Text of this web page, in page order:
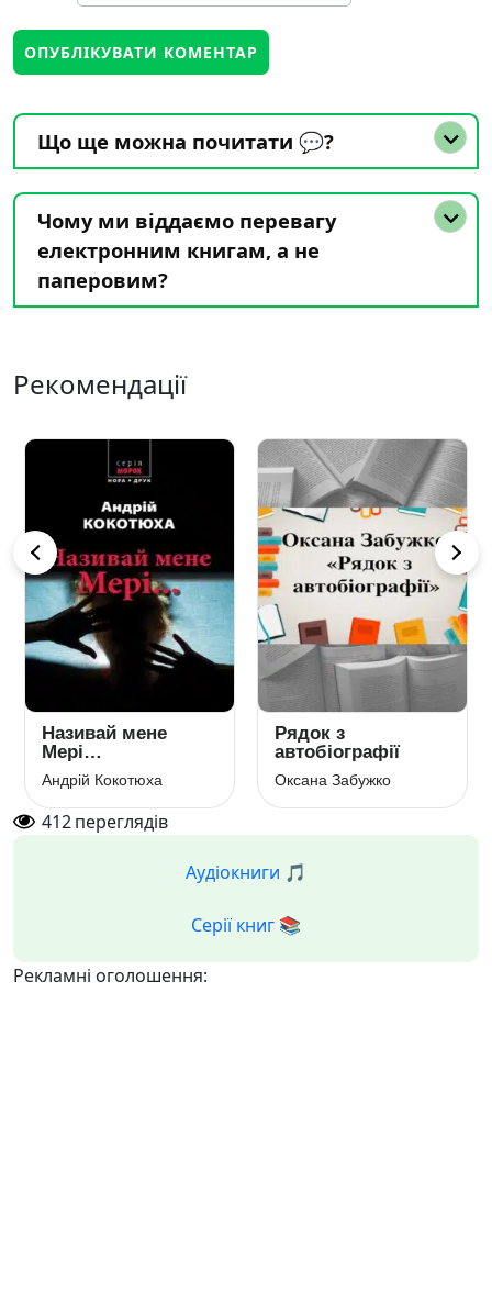
Що ще можна почитати 💬?
Чому ми віддаємо перевагу
електронним книгам, а не
паперовим?
Рекомендації
Називай мене
Мері…
Андрій Кокотюха
Рядок з
автобіографії
Оксана Забужко
412переглядів
Аудіокниги 🎵
Серії книг 📚
Рекламні оголошення: